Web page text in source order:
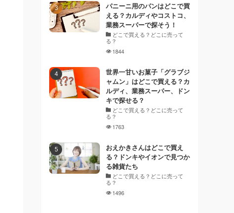
パニーニ用のパンはどこで買
える？カルディやコストコ、
業務スーパーで探そう！
どこで買える？どこに売って
る？
1844
世界一甘いお菓子「グラブジ
ャムン」はどこで買える？カ
ルディ、業務スーパー、ドン
キで探せる？
どこで買える？どこに売って
る？
1763
おえかきさんはどこで買え
る？ドンキやイオンで見つか
る雑貨たち
どこで買える？どこに売って
る？
1496